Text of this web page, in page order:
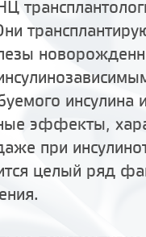
инсулина
эффекты,
при
целый ряд